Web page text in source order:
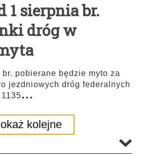
1 sierpnia br.
dróg w
pobierane będzie myto za
jezdniowych dróg federalnych
...
kolejne